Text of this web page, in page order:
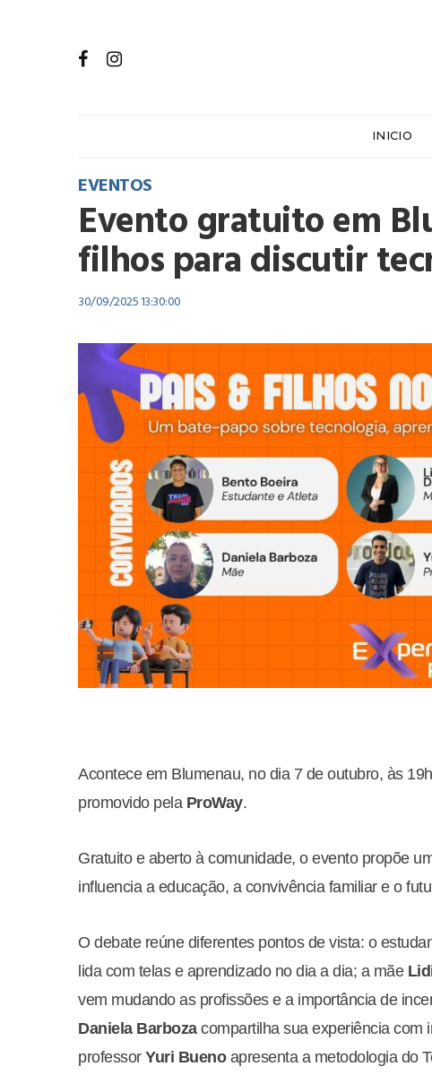
INICIO
EVENTOS
Evento gratuito em
filhos para discutir
30/09/2025 13:30:00
Acontece em Blumenau, no dia 7 de outubro, às
promovido pela ProWay.
Gratuito e aberto à comunidade, o evento propõe
influencia a educação, a convivência familiar e o
O debate reúne diferentes pontos de vista: o
lida com telas e aprendizado no dia a dia; a mãe
vem mudando as profissões e a importância de
Daniela Barbozacompartilha sua experiência com
professor Yuri Buenoapresenta a metodologia do